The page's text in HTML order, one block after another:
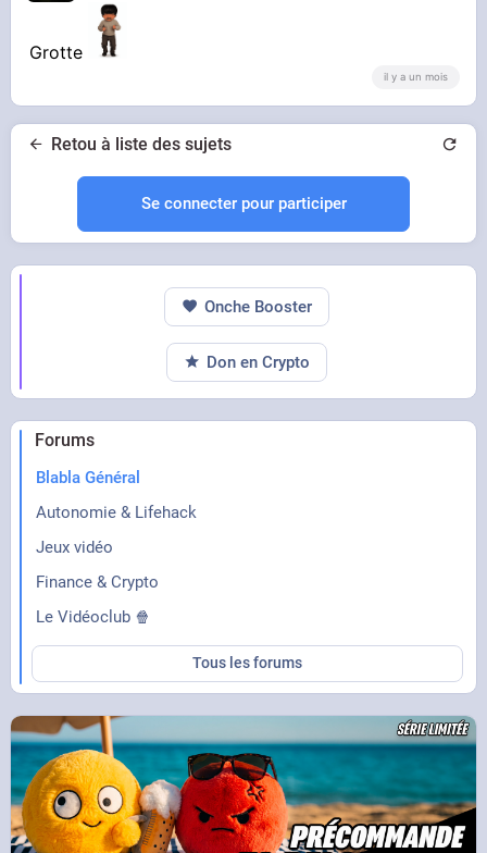
Grotte
il y a un mois
Retou à liste des sujets
Se connecter pour participer
Forums
Blabla Général
Autonomie & Lifehack
Jeux vidéo
Finance & Crypto
Le Vidéoclub 🍿
Tous les forums
Onche Booster
Don en Crypto